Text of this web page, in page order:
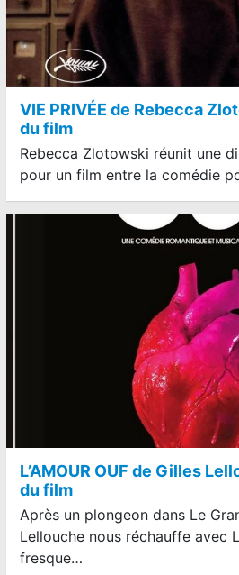
VIE PRIVÉE de Rebecca
du film
Rebecca Zlotowski réunit une
pour un film entre la comédie
L’AMOUR OUF de Gilles
du film
Après un plongeon dans Le
Lellouche nous réchauffe avec
fresque…